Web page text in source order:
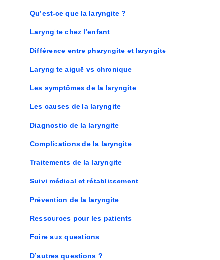
Qu’est-ce que la laryngite ?
Laryngite chez l’enfant
Différence entre pharyngite et laryngite
Laryngite aiguë vs chronique
Les symptômes de la laryngite
Les causes de la laryngite
Diagnostic de la laryngite
Complications de la laryngite
Traitements de la laryngite
Suivi médical et rétablissement
Prévention de la laryngite
Ressources pour les patients
Foire aux questions
D’autres questions ?